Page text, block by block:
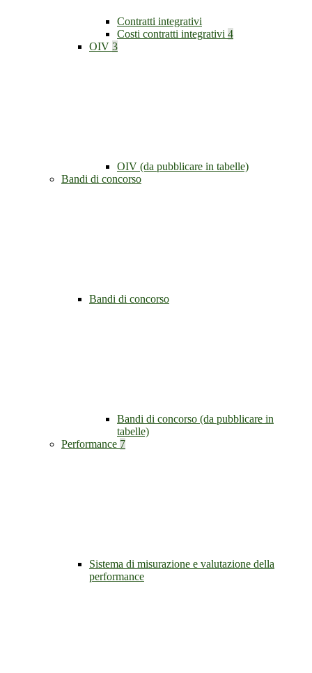
Contratti integrativi
Costi contratti integrativi 4
OIV 3
OIV (da pubblicare in tabelle)
Bandi di concorso
Bandi di concorso
Bandi di concorso (da pubblicare in
tabelle)
Performance 7
Sistema di misurazione e valutazione della
performance